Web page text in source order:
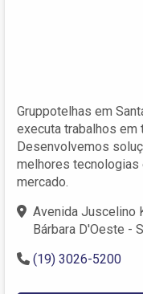
Gruppotelhas em
executa trabalhos em
Desenvolvemos
melhores tecnologias
mercado.
Avenida Juscelino
Bárbara D'Oeste -
(19) 3026-5200